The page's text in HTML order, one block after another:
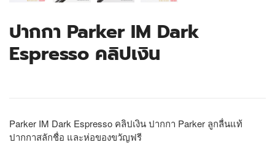
ปากกา Parker IM Dark
Espresso คลิปเงิน
Parker IM Dark Espresso คลิปเงิน ปากกา Parker ลูกลื่นแท้
ปากกาสลักชื่อ และห่อของขวัญฟรี